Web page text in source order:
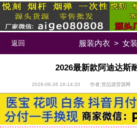
返回 服装内衣 > 女装
2026最新款阿迪达斯
2026-06-26 16:14:20 作者:货品源货源网